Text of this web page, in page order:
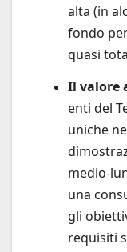
alta (in
fondo
quasi
Il valore
enti del
uniche
medio-
una
gli
requisiti